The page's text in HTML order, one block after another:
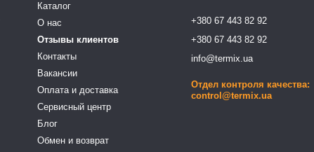
Каталог
О нас
Отзывы клиентов
Контакты
Вакансии
Оплата и доставка
Сервисный центр
Блог
Обмен и возврат
+380 67 443 82 92
+380 67 443 82 92
info@termix.ua
Отдел контроля качества:
control@termix.ua